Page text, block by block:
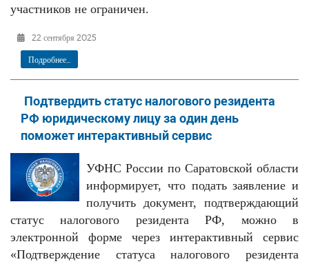
участников не ограничен.
22 сентября 2025
Подробнее...
Подтвердить статус налогового резидента
РФ юридическому лицу за один день
поможет интерактивный сервис
УФНС России по Саратовской области
информирует, что подать заявление и
получить документ, подтверждающий
статус налогового резидента РФ, можно в
электронной форме через интерактивный сервис
«Подтверждение статуса налогового резидента